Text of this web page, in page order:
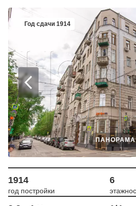
Год сдачи 1914
ПАНОРАМА
1914
год постройки
6